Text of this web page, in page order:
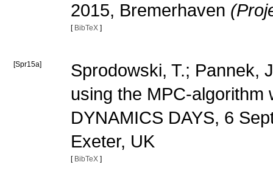
2015, Bremerhaven
[ BibTeX ]
[Spr15a]
Sprodowski, T.; Pannek,
using the MPC-algorithm
DYNAMICS DAYS, 6
Exeter, UK
[ BibTeX ]